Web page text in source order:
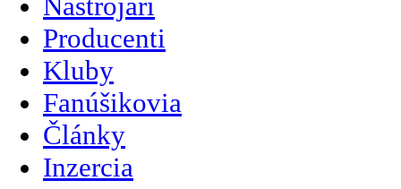
Producenti
Kluby
Fanúšikovia
Články
Inzercia